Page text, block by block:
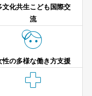
文化共生こども国際交
流

性の多様な働き方支援
